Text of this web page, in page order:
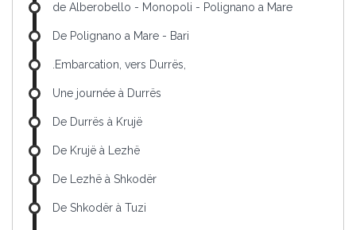
de Alberobello - Monopoli - Polignano a Mare
De Polignano a Mare - Bari
.Embarcation, vers Durrës,
Une journée à Durrës
De Durrës à Krujë
De Krujë à Lezhë
De Lezhë à Shkodër
De Shkodër à Tuzi